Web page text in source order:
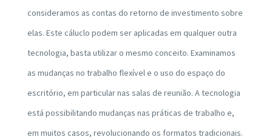
consideramos as contas do retorno de investimento sobre
elas. Este cáluclo podem ser aplicadas em qualquer outra
tecnologia, basta utilizar o mesmo conceito. Examinamos
as mudanças no trabalho flexível e o uso do espaço do
escritório, em particular nas salas de reunião. A tecnologia
está possibilitando mudanças nas práticas de trabalho e,
em muitos casos, revolucionando os formatos tradicionais.